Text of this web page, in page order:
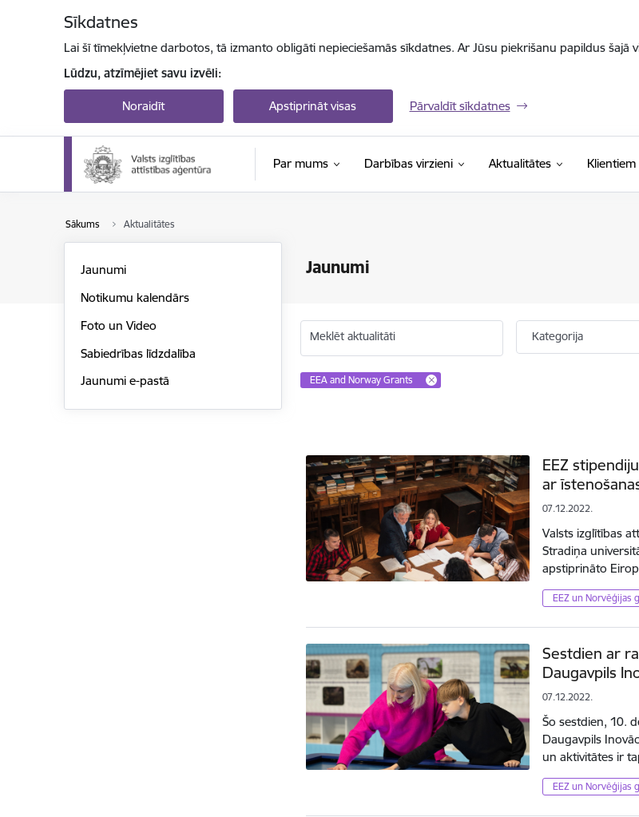
Sīkdatnes
Lai šī tīmekļvietne darbotos, tā izmanto obligāti nepieciešamās sīkdatnes. Ar Jūsu piekrišanu papildus
Lūdzu, atzīmējiet savu izvēli:
Noraidīt Apstiprināt visas Pārvaldīt sīkdatnes
Par mums Darbības virzieni Aktualitātes Klientiem
Sākums Aktualitātes
Jaunumi
Jaunumi
Notikumu kalendārs
Foto un Video
Sabiedrības līdzdalība
Jaunumi e-pastā
Meklēt aktualitāti Kategorija
EEA and Norway Grants
EEZ
ar
07.12.2022.
Valsts izglītības
Stradiņa
apstiprināto
EEZ un Norvēģijas
Sestdien ar
Daugavpils
07.12.2022.
Šo sestdien, 10.
Daugavpils
un aktivitātes ir
EEZ un Norvēģijas